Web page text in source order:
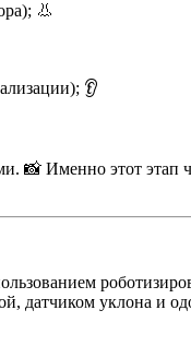
👃
👂
📸 Именно этот этап
датчиком уклона и